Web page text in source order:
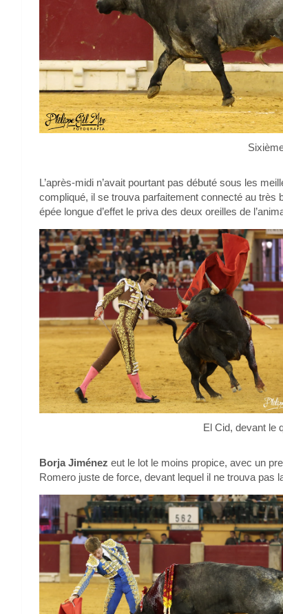
L’après-midi n’avait pourtant pas débuté sous les
compliqué, il se trouva parfaitement connecté au très
épée longue d’effet le priva des deux oreilles de
El Cid, devant le
Borja Jiménez eut le lot le moins propice, avec un
Romero juste de force, devant lequel il ne trouva pas